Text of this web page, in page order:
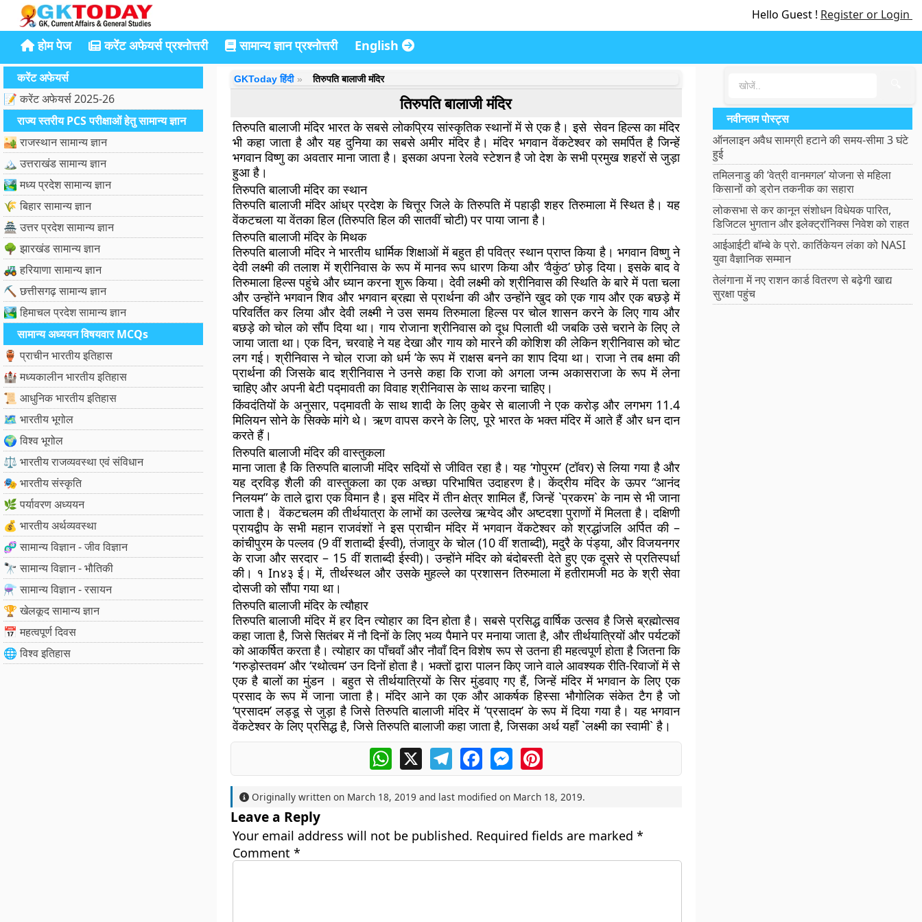
Hello Guest ! Register or Login
होम पेज करेंट अफेयर्स प्रश्नोत्तरी सामान्य ज्ञान प्रश्नोत्तरी English
करेंट अफेयर्स
📝 करेंट अफेयर्स 2025-26
राज्य स्तरीय PCS परीक्षाओं हेतु सामान्य ज्ञान
🏜️ राजस्थान सामान्य ज्ञान
🏔️ उत्तराखंड सामान्य ज्ञान
🏞️ मध्य प्रदेश सामान्य ज्ञान
🌾 बिहार सामान्य ज्ञान
🏯 उत्तर प्रदेश सामान्य ज्ञान
🌳 झारखंड सामान्य ज्ञान
🚜 हरियाणा सामान्य ज्ञान
⛏️ छत्तीसगढ़ सामान्य ज्ञान
🏞️ हिमाचल प्रदेश सामान्य ज्ञान
सामान्य अध्ययन विषयवार MCQs
🏺 प्राचीन भारतीय इतिहास
🏰 मध्यकालीन भारतीय इतिहास
📜 आधुनिक भारतीय इतिहास
🗺️ भारतीय भूगोल
🌍 विश्व भूगोल
⚖️ भारतीय राजव्यवस्था एवं संविधान
🎭 भारतीय संस्कृति
🌿 पर्यावरण अध्ययन
💰 भारतीय अर्थव्यवस्था
🧬 सामान्य विज्ञान - जीव विज्ञान
🔭 सामान्य विज्ञान - भौतिकी
⚗️ सामान्य विज्ञान - रसायन
🏆 खेलकूद सामान्य ज्ञान
📅 महत्वपूर्ण दिवस
🌐 विश्व इतिहास
GKToday हिंदी तिरुपति बालाजी मंदिर
तिरुपति बालाजी मंदिर
तिरुपति बालाजी मंदिर भारत के सबसे लोकप्रिय सांस्कृतिक स्थानों में से एक है। इसे सेवन हिल्स का मंदिर
भी कहा जाता है और यह दुनिया का सबसे अमीर मंदिर है। मंदिर भगवान वेंकटेश्वर को समर्पित है जिन्हें
भगवान विष्णु का अवतार माना जाता है। इसका अपना रेलवे स्टेशन है जो देश के सभी प्रमुख शहरों से जुड़ा
हुआ है।
तिरुपति बालाजी मंदिर का स्थान
तिरुपति बालाजी मंदिर आंध्र प्रदेश के चित्तूर जिले के तिरुपति में पहाड़ी शहर तिरुमाला में स्थित है। यह
वेंकटचला या वेंतका हिल (तिरुपति हिल की सातवीं चोटी) पर पाया जाना है।
तिरुपति बालाजी मंदिर के मिथक
तिरुपति बालाजी मंदिर ने भारतीय धार्मिक शिक्षाओं में बहुत ही पवित्र स्थान प्राप्त किया है। भगवान विष्णु ने
देवी लक्ष्मी की तलाश में श्रीनिवास के रूप में मानव रूप धारण किया और ‘वैकुंठ’ छोड़ दिया। इसके बाद वे
तिरुमाला हिल्स पहुंचे और ध्यान करना शुरू किया। देवी लक्ष्मी को श्रीनिवास की स्थिति के बारे में पता चला
और उन्होंने भगवान शिव और भगवान ब्रह्मा से प्रार्थना की और उन्होंने खुद को एक गाय और एक बछड़े में
परिवर्तित कर लिया और देवी लक्ष्मी ने उस समय तिरुमाला हिल्स पर चोल शासन करने के लिए गाय और
बछड़े को चोल को सौंप दिया था। गाय रोजाना श्रीनिवास को दूध पिलाती थी जबकि उसे चराने के लिए ले
जाया जाता था। एक दिन, चरवाहे ने यह देखा और गाय को मारने की कोशिश की लेकिन श्रीनिवास को चोट
लग गई। श्रीनिवास ने चोल राजा को धर्म ’के रूप में राक्षस बनने का शाप दिया था। राजा ने तब क्षमा की
प्रार्थना की जिसके बाद श्रीनिवास ने उनसे कहा कि राजा को अगला जन्म अकासराजा के रूप में लेना
चाहिए और अपनी बेटी पद्मावती का विवाह श्रीनिवास के साथ करना चाहिए।
किंवदंतियों के अनुसार, पद्मावती के साथ शादी के लिए कुबेर से बालाजी ने एक करोड़ और लगभग 11.4
मिलियन सोने के सिक्के मांगे थे। ऋण वापस करने के लिए, पूरे भारत के भक्त मंदिर में आते हैं और धन दान
करते हैं।
तिरुपति बालाजी मंदिर की वास्तुकला
माना जाता है कि तिरुपति बालाजी मंदिर सदियों से जीवित रहा है। यह ‘गोपुरम’ (टॉवर) से लिया गया है और
यह द्रविड़ शैली की वास्तुकला का एक अच्छा परिभाषित उदाहरण है। केंद्रीय मंदिर के ऊपर “आनंद
निलयम” के ताले द्वारा एक विमान है। इस मंदिर में तीन क्षेत्र शामिल हैं, जिन्हें `प्रकरम` के नाम से भी जाना
जाता है। वेंकटचलम की तीर्थयात्रा के लाभों का उल्लेख ऋग्वेद और अष्टदशा पुराणों में मिलता है। दक्षिणी
प्रायद्वीप के सभी महान राजवंशों ने इस प्राचीन मंदिर में भगवान वेंकटेश्वर को श्रद्धांजलि अर्पित की –
कांचीपुरम के पल्लव (9 वीं शताब्दी ईस्वी), तंजावुर के चोल (10 वीं शताब्दी), मदुरै के पंड्या, और विजयनगर
के राजा और सरदार – 15 वीं शताब्दी ईस्वी)। उन्होंने मंदिर को बंदोबस्ती देते हुए एक दूसरे से प्रतिस्पर्धा
की। १ In४३ ई। में, तीर्थस्थल और उसके मुहल्ले का प्रशासन तिरुमाला में हतीरामजी मठ के श्री सेवा
दोसजी को सौंपा गया था।
तिरुपति बालाजी मंदिर के त्यौहार
तिरुपति बालाजी मंदिर में हर दिन त्योहार का दिन होता है। सबसे प्रसिद्ध वार्षिक उत्सव है जिसे ब्रह्मोत्सव
कहा जाता है, जिसे सितंबर में नौ दिनों के लिए भव्य पैमाने पर मनाया जाता है, और तीर्थयात्रियों और पर्यटकों
को आकर्षित करता है। त्योहार का पाँचवाँ और नौवाँ दिन विशेष रूप से उतना ही महत्वपूर्ण होता है जितना कि
‘गरुड़ोस्तवम’ और ‘रथोत्वम’ उन दिनों होता है। भक्तों द्वारा पालन किए जाने वाले आवश्यक रीति-रिवाजों में से
एक है बालों का मुंडन । बहुत से तीर्थयात्रियों के सिर मुंडवाए गए हैं, जिन्हें मंदिर में भगवान के लिए एक
प्रसाद के रूप में जाना जाता है। मंदिर आने का एक और आकर्षक हिस्सा भौगोलिक संकेत टैग है जो
‘प्रसादम’ लड्डू से जुड़ा है जिसे तिरुपति बालाजी मंदिर में ’प्रसादम’ के रूप में दिया गया है। यह भगवान
वेंकटेश्वर के लिए प्रसिद्ध है, जिसे तिरुपति बालाजी कहा जाता है, जिसका अर्थ यहाँ `लक्ष्मी का स्वामी` है।
WhatsApp
X TelegramFacebookMessengerPinterest
Originally written on March 18, 2019 and last modified on March 18, 2019.
Leave a Reply
Your email address will not be published. Required fields are marked *
Comment *
नवीनतम पोस्ट्स
ऑनलाइन अवैध सामग्री हटाने की समय-सीमा 3 घंटे
हुई
तमिलनाडु की ‘वेत्री वानमगल’ योजना से महिला
किसानों को ड्रोन तकनीक का सहारा
लोकसभा से कर कानून संशोधन विधेयक पारित,
डिजिटल भुगतान और इलेक्ट्रॉनिक्स निवेश को राहत
आईआईटी बॉम्बे के प्रो. कार्तिकेयन लंका को NASI
युवा वैज्ञानिक सम्मान
तेलंगाना में नए राशन कार्ड वितरण से बढ़ेगी खाद्य
सुरक्षा पहुंच